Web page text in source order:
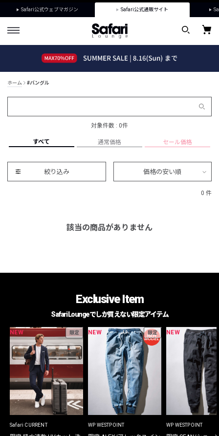
Safari公式ウェブマガジン Safari公式通販サイト
ホーム #バングル
対象件数 : 0件
すべて 通常価格 セール価格
絞り込み 価格の安い順
0 件
該当の商品がありません
Exclusive Item
Safari Loungeでしか買えない限定アイテム
NEW 限定
Safari CURRENT
NEW 限定
WP WESTPOINT
NEW
WP WESTPOINT